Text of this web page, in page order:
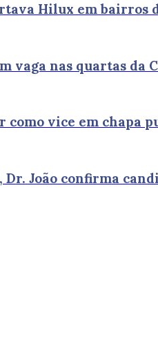
Hilux em bairros
vaga nas quartas da
vice em chapa
João confirma